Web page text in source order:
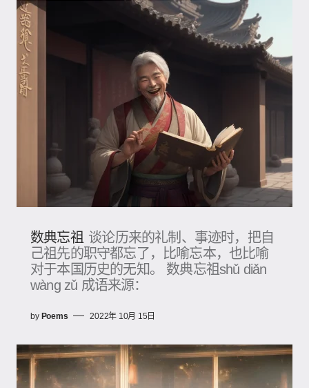
数典忘祖 谈论历来的礼制、事迹时，把自
己祖先的职守都忘了，比喻忘本，也比喻
对于本国历史的无知。 数典忘祖shǔ diǎn
wàng zǔ 成语来源：
by Poems 2022年 10月 15日